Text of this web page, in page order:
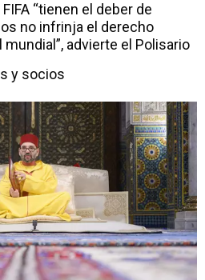
“tienen el deber de
no infrinja el derecho
advierte el Polisario
y socios